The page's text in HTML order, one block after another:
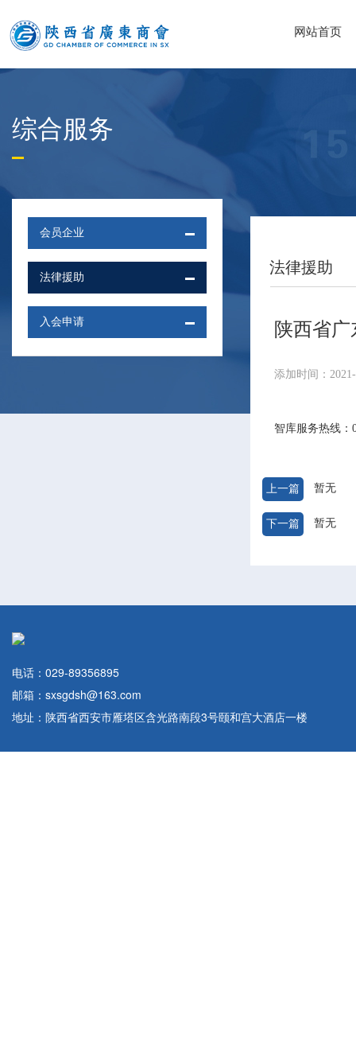
网站首页
综合服务
会员企业
法律援助
入会申请
法律援助
陕西省
添加时间：
智库服务热线：
上一篇 暂无
下一篇 暂无
电话：029-89356895
邮箱：sxsgdsh@163.com
地址：陕西省西安市雁塔区含光路南段3号颐和宫大酒店一楼